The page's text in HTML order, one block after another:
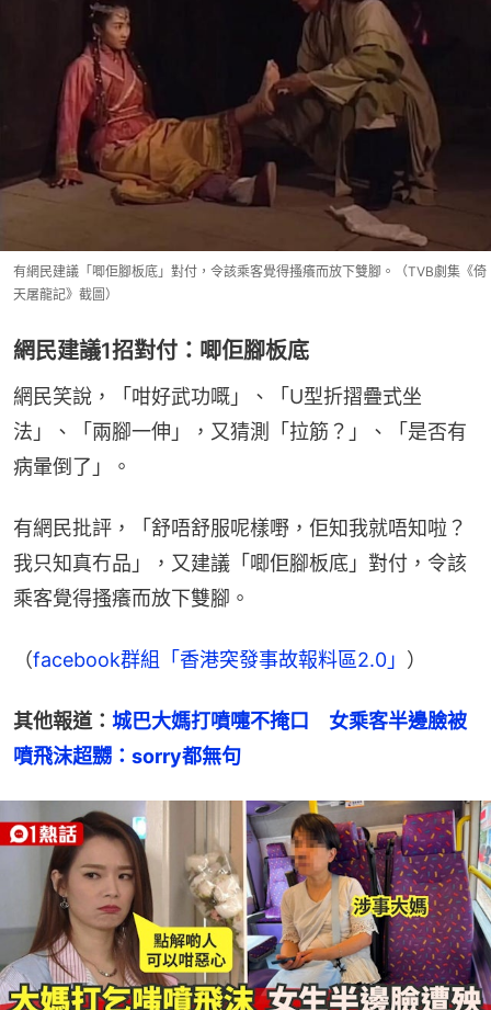
有網民建議「唧佢腳板底」對付，令該乘客覺得搔癢而放下雙腳。（TVB劇集《倚
天屠龍記》截圖）
網民建議1招對付：唧佢腳板底
網民笑說，「咁好武功嘅」、「U型折摺疊式坐
法」、「兩腳一伸」，又猜測「拉筋？」、「是否有
病暈倒了」。
有網民批評，「舒唔舒服呢樣嘢，佢知我就唔知啦？
我只知真冇品」，又建議「唧佢腳板底」對付，令該
乘客覺得搔癢而放下雙腳。
（facebook群組「香港突發事故報料區2.0」 ）
其他報道： 城巴大媽打噴嚏不掩口　女乘客半邊臉被
噴飛沫超嬲：sorry都無句